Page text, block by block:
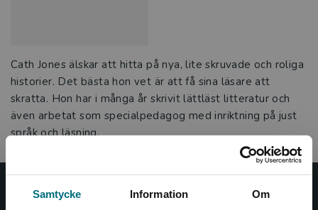
Samtycke Information Om
Cath Jones älskar att hitta på nya, lite skruvade och roliga
historier. Det bästa hon vet är att få sina läsare att
skratta. Hon har i många år skrivit lättläst litteratur och
även arbetat som specialpedagog med inriktning på just
språk och läsning.
Nypon och Vilja